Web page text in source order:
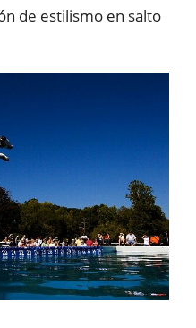
de estilismo en salto